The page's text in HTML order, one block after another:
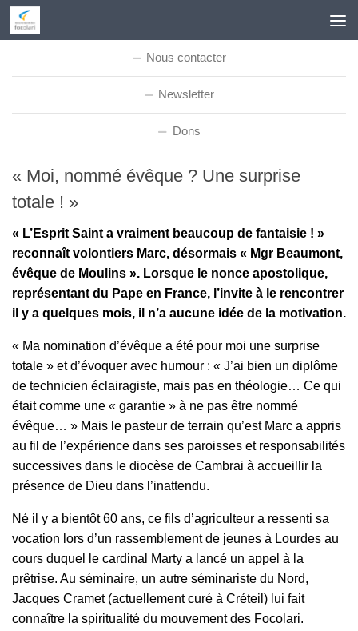
Skip to content
Nous contacter
Newsletter
Dons
« Moi, nommé évêque ? Une surprise
totale ! »
« L’Esprit Saint a vraiment beaucoup de fantaisie ! »
reconnaît volontiers Marc, désormais « Mgr Beaumont,
évêque de Moulins ». Lorsque le nonce apostolique,
représentant du Pape en France, l’invite à le rencontrer
il y a quelques mois, il n’a aucune idée de la motivation.
« Ma nomination d’évêque a été pour moi une surprise
totale » et d’évoquer avec humour : « J’ai bien un diplôme
de technicien éclairagiste, mais pas en théologie… Ce qui
était comme une « garantie » à ne pas être nommé
évêque… » Mais le pasteur de terrain qu’est Marc a appris
au fil de l’expérience dans ses paroisses et responsabilités
successives dans le diocèse de Cambrai à accueillir la
présence de Dieu dans l’inattendu.
Né il y a bientôt 60 ans, ce fils d’agriculteur a ressenti sa
vocation lors d’un rassemblement de jeunes à Lourdes au
cours duquel le cardinal Marty a lancé un appel à la
prêtrise. Au séminaire, un autre séminariste du Nord,
Jacques Cramet (actuellement curé à Créteil) lui fait
connaître la spiritualité du mouvement des Focolari.